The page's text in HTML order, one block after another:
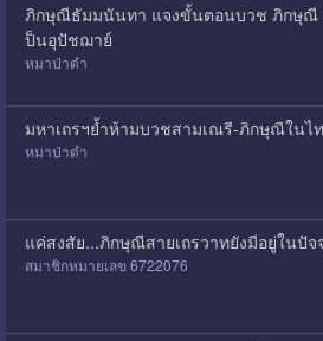
ภิกษุณีธัมมนันทา แจงขั้นตอนบวช ภิกษุณี
ป็นอุปัชฌาย์
หมาป่าดำ
มหาเถรฯย้ำห้ามบวชสามเณรี-ภิกษุณีในไ
หมาป่าดำ
แค่สงสัย...ภิกษุณีสายเถรวาทยังมีอยู่ในปัจ
สมาชิกหมายเลข 6722076